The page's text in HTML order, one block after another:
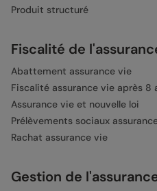
Produit structuré
Fiscalité de
Abattement assurance vie
Fiscalité assurance vie après 8
Assurance vie et nouvelle loi
Prélèvements sociaux
Rachat assurance vie
Gestion de